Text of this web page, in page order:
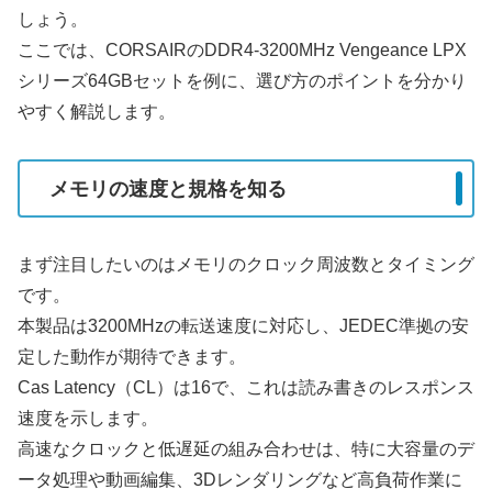
しょう。
ここでは、CORSAIRのDDR4-3200MHz Vengeance LPX
シリーズ64GBセットを例に、選び方のポイントを分かり
やすく解説します。
メモリの速度と規格を知る
まず注目したいのはメモリのクロック周波数とタイミング
です。
本製品は3200MHzの転送速度に対応し、JEDEC準拠の安
定した動作が期待できます。
Cas Latency（CL）は16で、これは読み書きのレスポンス
速度を示します。
高速なクロックと低遅延の組み合わせは、特に大容量のデ
ータ処理や動画編集、3Dレンダリングなど高負荷作業に